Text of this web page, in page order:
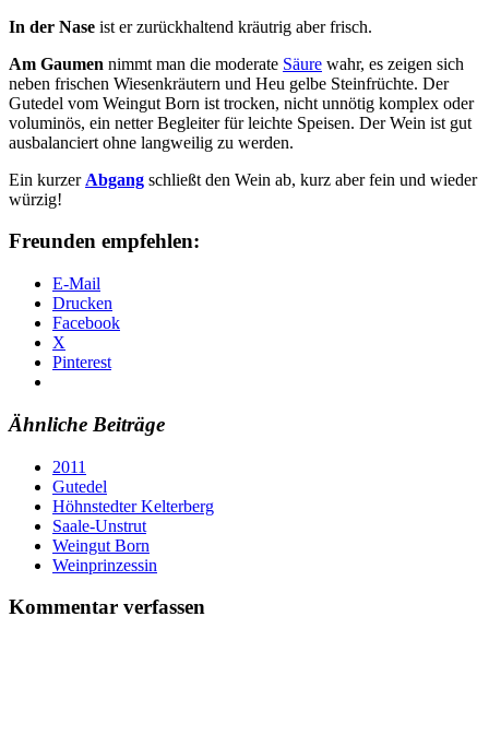
In der Nase ist er zurückhaltend kräutrig aber frisch.
Am Gaumen nimmt man die moderate Säure wahr, es zeigen sich
neben frischen Wiesenkräutern und Heu gelbe Steinfrüchte. Der
Gutedel vom Weingut Born ist trocken, nicht unnötig komplex oder
voluminös, ein netter Begleiter für leichte Speisen. Der Wein ist gut
ausbalanciert ohne langweilig zu werden.
Ein kurzer Abgang schließt den Wein ab, kurz aber fein und wieder
würzig!
Freunden empfehlen:
E-Mail
Drucken
Facebook
X
Pinterest
Ähnliche Beiträge
2011
Gutedel
Höhnstedter Kelterberg
Saale-Unstrut
Weingut Born
Weinprinzessin
Kommentar verfassen